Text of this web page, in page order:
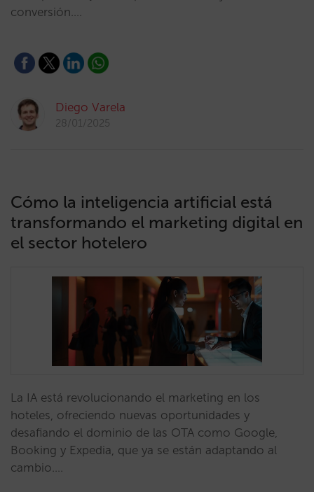
conversión.…
Diego Varela
28/01/2025
Cómo la inteligencia artificial está
transformando el marketing digital en
el sector hotelero
La IA está revolucionando el marketing en los
hoteles, ofreciendo nuevas oportunidades y
desafiando el dominio de las OTA como Google,
Booking y Expedia, que ya se están adaptando al
cambio.…